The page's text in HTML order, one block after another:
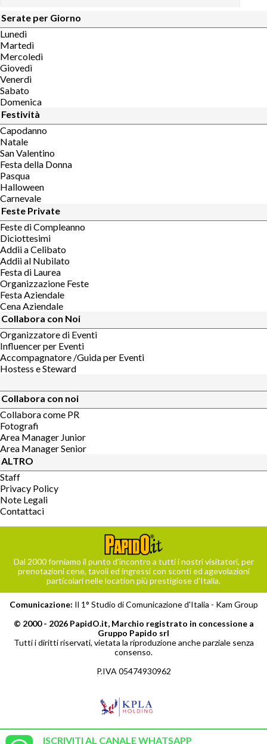
ISCRIVITI AL CANALE WHATSAPP
Serate per Giorno
Lunedì
Martedì
Mercoledì
Giovedì
Venerdì
Sabato
Domenica
Festività
Capodanno
Natale
San Valentino
Festa della Donna
Pasqua
Halloween
Carnevale
Feste Private
Feste di Compleanno
Diciottesimi
Addii a Celibato
Addii al Nubilato
Festa di Laurea
Organizzazione Feste
Festa Aziendale
Cena Aziendale
Collabora con Noi
Organizzatore di Eventi
Influencer per Eventi
Accompagnatore /Guida per Eventi
Hostess e Steward
Collabora con noi
Collabora come PR
Fotografi
Area Manager Junior
Area Manager Senior
ALTRO
Staff
Privacy Policy
Note Legali
Contattaci
Dal 2000 forniamo il punto d’incontro a tutti i nostri visitatori, per
prenotazioni cene, tavoli ed ingressi con sconti ed agevolazioni
particolari nelle location più prestigiose d’Italia.
Comunicazione: Il 1° Studio di Comunicazione d'Italia - Kam Group
© 2000 - 2026 PapidO.it, Marchio registrato in concessione a
Gruppo Papido srl
Tutti i diritti riservati, vietata la riproduzione anche parziale senza
consenso.
P.IVA 05474930962